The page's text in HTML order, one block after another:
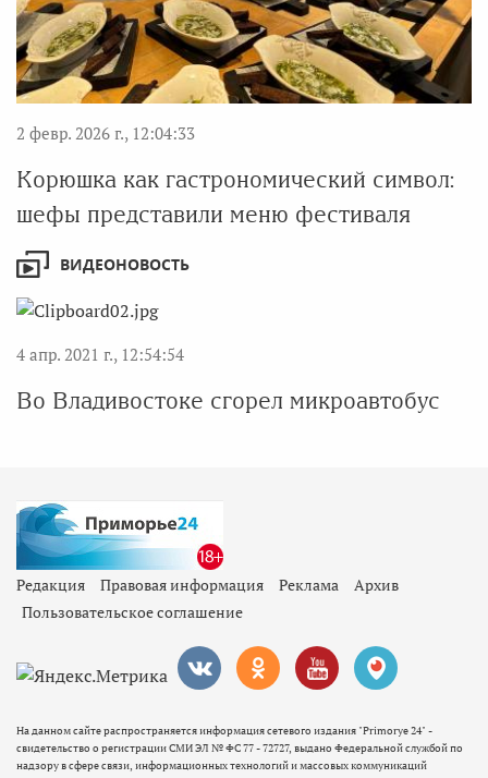
2 февр. 2026 г., 12:04:33
Корюшка как гастрономический символ:
шефы представили меню фестиваля
ВИДЕОНОВОСТЬ
4 апр. 2021 г., 12:54:54
Во Владивостоке сгорел микроавтобус
Редакция Правовая информация Реклама
Архив
Пользовательское соглашение
На данном сайте распространяется информация сетевого издания "Primorye 24" -
свидетельство о регистрации СМИ ЭЛ № ФС 77 - 72727, выдано Федеральной службой по
надзору в сфере связи, информационных технологий и массовых коммуникаций